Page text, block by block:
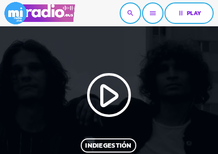
search menu pause PLAY
play_arrow
INDIEGESTIÓN